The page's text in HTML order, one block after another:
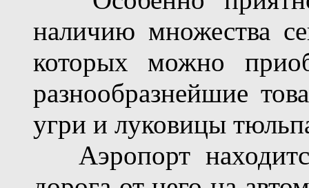
наличию множества
которых можно
разнообразнейшие
угри и луковицы
Аэропорт